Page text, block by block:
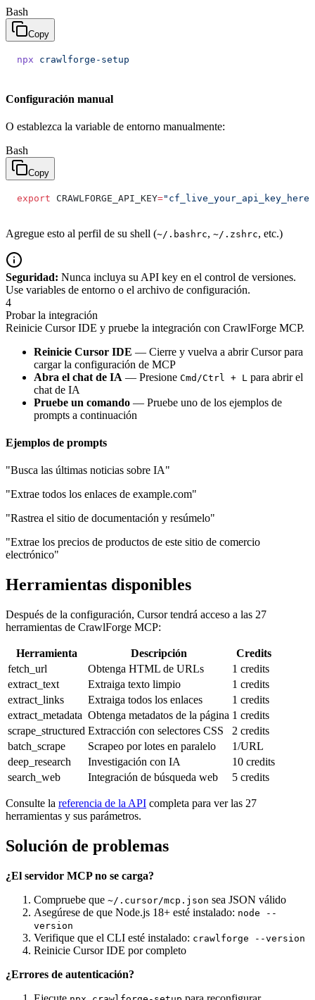
Bash
Copy
npx crawlforge-setup
Configuración manual
O establezca la variable de entorno manualmente:
Bash
Copy
export CRAWLFORGE_API_KEY="cf_live_your_api_key_here"
Agregue esto al perfil de su shell (~/.bashrc, ~/.zshrc, etc.)
Seguridad: Nunca incluya su API key en el control de versiones.
Use variables de entorno o el archivo de configuración.
4
Probar la integración
Reinicie Cursor IDE y pruebe la integración con CrawlForge MCP.
Reinicie Cursor IDE — Cierre y vuelva a abrir Cursor para
cargar la configuración de MCP
Abra el chat de IA — Presione Cmd/Ctrl + L para abrir el
chat de IA
Pruebe un comando — Pruebe uno de los ejemplos de
prompts a continuación
Ejemplos de prompts
"Busca las últimas noticias sobre IA"
"Extrae todos los enlaces de example.com"
"Rastrea el sitio de documentación y resúmelo"
"Extrae los precios de productos de este sitio de comercio
electrónico"
Herramientas disponibles
Después de la configuración, Cursor tendrá acceso a las 27
herramientas de CrawlForge MCP:
Herramienta Descripción
Credits
fetch_url
Obtenga HTML de URLs
1 credits
extract_text
Extraiga texto limpio
1 credits
extract_links
Extraiga todos los enlaces
1 credits
extract_metadata Obtenga metadatos de la página 1 credits
scrape_structured Extracción con selectores CSS
2 credits
batch_scrape
Scrapeo por lotes en paralelo
1/URL
deep_research
Investigación con IA
10 credits
search_web
Integración de búsqueda web 5 credits
Consulte la referencia de la API completa para ver las 27
herramientas y sus parámetros.
Solución de problemas
¿El servidor MCP no se carga?
Compruebe que ~/.cursor/mcp.json sea JSON válido
Asegúrese de que Node.js 18+ esté instalado: node --
version
Verifique que el CLI esté instalado: crawlforge --version
Reinicie Cursor IDE por completo
¿Errores de autenticación?